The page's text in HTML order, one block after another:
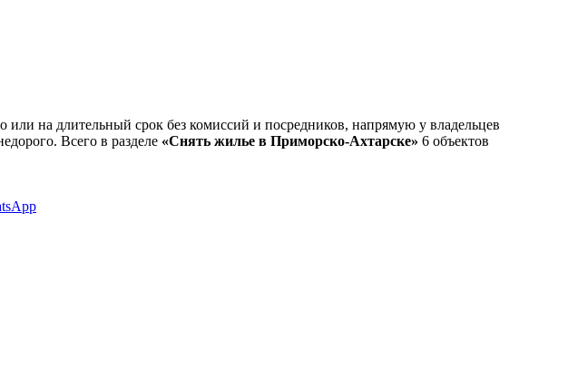
на длительный срок без комиссий и посредников, напрямую у владельцев
Всего в разделе «Снять жилье в Приморско-Ахтарске» 6 объектов